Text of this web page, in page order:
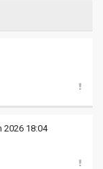
2026 18:04